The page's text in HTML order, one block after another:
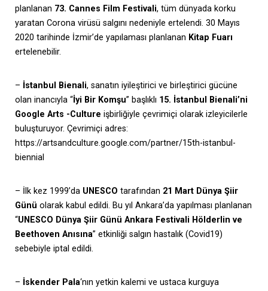
planlanan 73. Cannes Film Festivali, tüm dünyada korku
yaratan Corona virüsü salgını nedeniyle ertelendi. 30 Mayıs
2020 tarihinde İzmir’de yapılaması planlanan Kitap Fuarı
ertelenebilir.
– İstanbul Bienali, sanatın iyileştirici ve birleştirici gücüne
olan inancıyla “İyi Bir Komşu” başlıklı 15. İstanbul Bienali’ni
Google Arts -Culture işbirliğiyle çevrimiçi olarak izleyicilerle
buluşturuyor. Çevrimiçi adres:
https://artsandculture.google.com/partner/15th-istanbul-
biennial
– İlk kez 1999’da UNESCO tarafından 21 Mart Dünya Şiir
Günü olarak kabul edildi. Bu yıl Ankara’da yapılması planlanan
“UNESCO Dünya Şiir Günü Ankara Festivali Hölderlin ve
Beethoven Anısına” etkinliği salgın hastalık (Covid19)
sebebiyle iptal edildi.
– İskender Pala‘nın yetkin kalemi ve ustaca kurguya